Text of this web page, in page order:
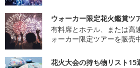
ウォーカー限定花火鑑賞ツ
有料席とホテル、または高
ォーカー限定ツアーを販売
花火大会の持ち物リスト15